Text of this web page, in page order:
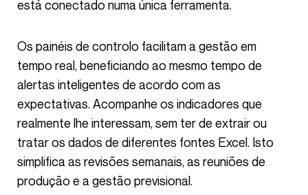
está conectado numa única ferramenta.
Os painéis de controlo facilitam a gestão em
tempo real, beneficiando ao mesmo tempo de
alertas inteligentes de acordo com as
expectativas. Acompanhe os indicadores que
realmente lhe interessam, sem ter de extrair ou
tratar os dados de diferentes fontes Excel. Isto
simplifica as revisões semanais, as reuniões de
produção e a gestão previsional.